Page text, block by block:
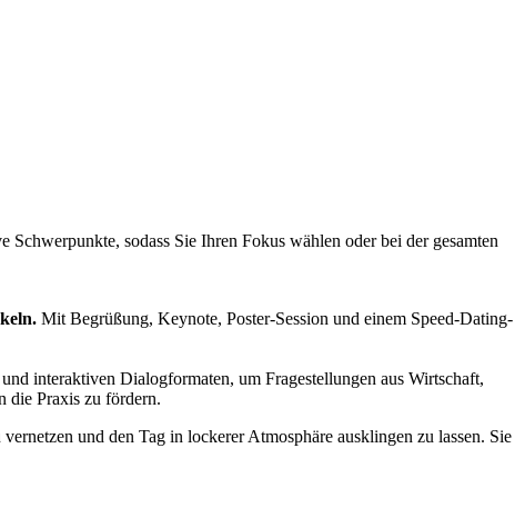
sodass Sie Ihren Fokus wählen oder bei der gesamten
Mit Begrüßung, Keynote, Poster-Session und einem Speed-Dating-
interaktiven Dialogformaten, um Fragestellungen aus Wirtschaft,
die Praxis zu fördern.
und den Tag in lockerer Atmosphäre ausklingen zu lassen. Sie